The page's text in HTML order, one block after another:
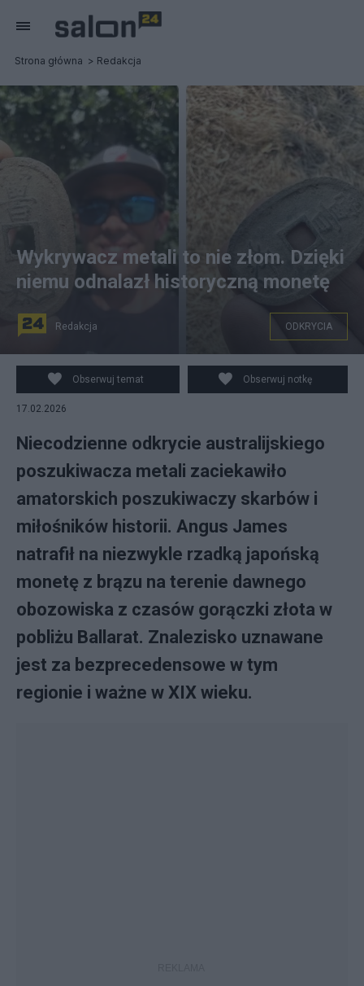
Strona główna Redakcja
Wykrywacz metali to nie złom. Dzięki
niemu odnalazł historyczną monetę
Redakcja ODKRYCIA
Obserwuj temat Obserwuj notkę
17.02.2026
Niecodzienne odkrycie australijskiego
poszukiwacza metali zaciekawiło
amatorskich poszukiwaczy skarbów i
miłośników historii. Angus James
natrafił na niezwykle rzadką japońską
monetę z brązu na terenie dawnego
obozowiska z czasów gorączki złota w
pobliżu Ballarat. Znalezisko uznawane
jest za bezprecedensowe w tym
regionie i ważne w XIX wieku.